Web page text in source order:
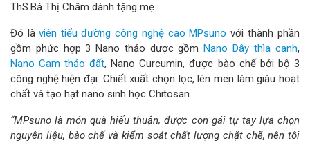
ThS.Bá Thị Châm dành tặng mẹ
Đó là viên tiểu đường công nghệ cao MPsuno với thành phần
gồm phức hợp 3 Nano thảo dược gồm Nano Dây thìa canh,
Nano Cam thảo đất, Nano Curcumin, được bào chế bởi bộ 3
công nghệ hiện đại: Chiết xuất chọn lọc, lên men làm giàu hoạt
chất và tạo hạt nano sinh học Chitosan.
“MPsuno là món quà hiếu thuận, được con gái tự tay lựa chọn
nguyên liệu, bào chế và kiểm soát chất lượng chặt chẽ, nên tôi